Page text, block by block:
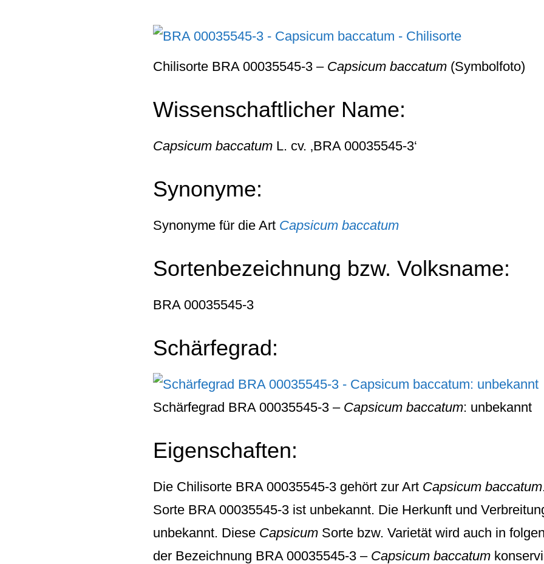
Chilisorte BRA 00035545-3 – Capsicum baccatum (Symbolfoto)
Wissenschaftlicher Name:
Capsicum baccatum L. cv. ‚BRA 00035545-3‘
Synonyme:
Synonyme für die Art Capsicum baccatum
Sortenbezeichnung bzw. Volksname:
BRA 00035545-3
Schärfegrad:
Schärfegrad BRA 00035545-3 – Capsicum baccatum: unbekannt
Eigenschaften:
Die Chilisorte BRA 00035545-3 gehört zur Art Capsicum baccatum
Sorte BRA 00035545-3 ist unbekannt. Die Herkunft und
unbekannt. Diese Capsicum Sorte bzw. Varietät wird auch in
der Bezeichnung BRA 00035545-3 – Capsicum baccatum